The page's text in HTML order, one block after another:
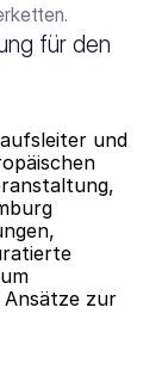
für den
und
Ansätze zur